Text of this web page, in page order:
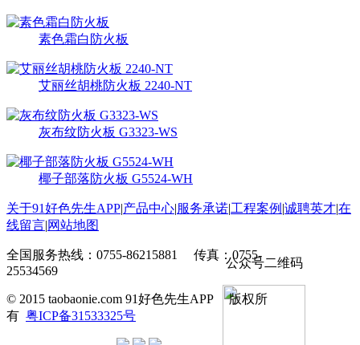
素色霜白防火板
艾丽丝胡桃防火板 2240-NT
灰布纹防火板 G3323-WS
椰子部落防火板 G5524-WH
关于91好色先生APP|产品中心|服务承诺|工程案例 |诚聘英才|在
线留言|网站地图
公众号二维码
全国服务热线：0755-86215881 传真：0755-
25534569
© 2015 taobaonie.com 91好色先生APP 版权所
有 粤ICP备31533325号